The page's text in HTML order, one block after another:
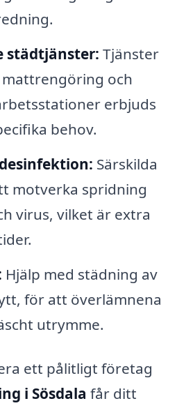
städtjänster: Tjänster
och
erbjuds
behov.
Särskilda
motverka spridning
virus, vilket är extra
Hjälp med städning av
för att överlämnena
utrymme.
ett pålitligt företag
i Sösdala får ditt